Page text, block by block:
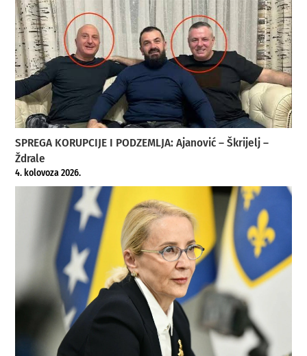
SPREGA KORUPCIJE I PODZEMLJA: Ajanović – Škrijelj –
Ždrale
4. kolovoza 2026.